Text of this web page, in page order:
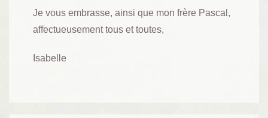
Je vous embrasse, ainsi que mon frère Pascal,
affectueusement tous et toutes,
Isabelle